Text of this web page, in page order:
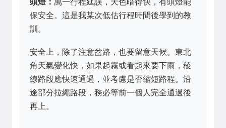
保安全。這是我某次低估行程時間後學到的教
訓。
安全上，除了注意岔路，也要留意天候。東北
角天氣變化快，如果起霧或看起來要下雨，稜
線路段應快速通過，並考慮是否縮短路程。沿
途部分拉繩路段，務必等前一個人完全通過後
再上。